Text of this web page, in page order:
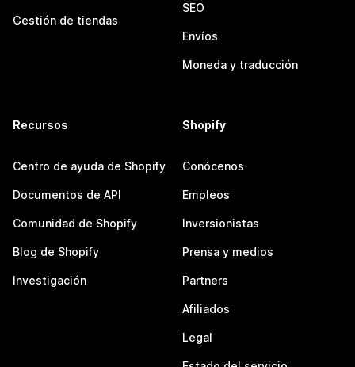
Gestión de tiendas
SEO
Envíos
Moneda y traducción
Recursos
Centro de ayuda de Shopify
Documentos de API
Comunidad de Shopify
Blog de Shopify
Investigación
Shopify
Conócenos
Empleos
Inversionistas
Prensa y medios
Partners
Afiliados
Legal